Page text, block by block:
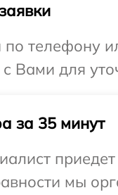
телефону
с Вами для
за 35 минут
мы